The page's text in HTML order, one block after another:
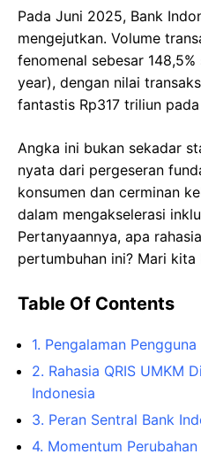
Pada Juni 2025, Bank
mengejutkan. Volume
fenomenal sebesar
year), dengan nilai
fantastis Rp317 triliun
Angka ini bukan sekadar
nyata dari pergeseran
konsumen dan cerminan
dalam mengakselerasi
Pertanyaannya, apa
pertumbuhan ini? Mari kita
Table Of Contents
1. Pengalaman
2. Rahasia QRIS UMKM
Indonesia
3. Peran Sentral Bank
4. Momentum